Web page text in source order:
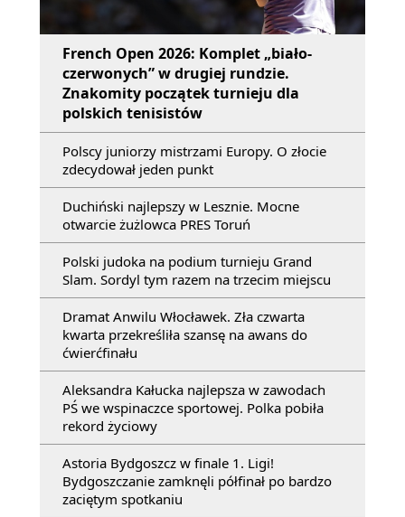
French Open 2026: Komplet „biało-
czerwonych” w drugiej rundzie.
Znakomity początek turnieju dla
polskich tenisistów
Polscy juniorzy mistrzami Europy. O złocie
zdecydował jeden punkt
Duchiński najlepszy w Lesznie. Mocne
otwarcie żużlowca PRES Toruń
Polski judoka na podium turnieju Grand
Slam. Sordyl tym razem na trzecim miejscu
Dramat Anwilu Włocławek. Zła czwarta
kwarta przekreśliła szansę na awans do
ćwierćfinału
Aleksandra Kałucka najlepsza w zawodach
PŚ we wspinaczce sportowej. Polka pobiła
rekord życiowy
Astoria Bydgoszcz w finale 1. Ligi!
Bydgoszczanie zamknęli półfinał po bardzo
zaciętym spotkaniu